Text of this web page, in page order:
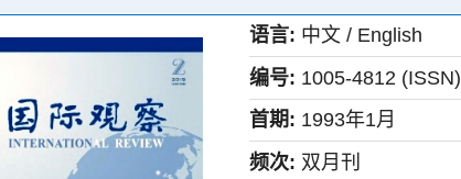
语言: 中文 / English
编号: 1005-4812 (ISSN)
首期: 1993年1月
频次: 双月刊